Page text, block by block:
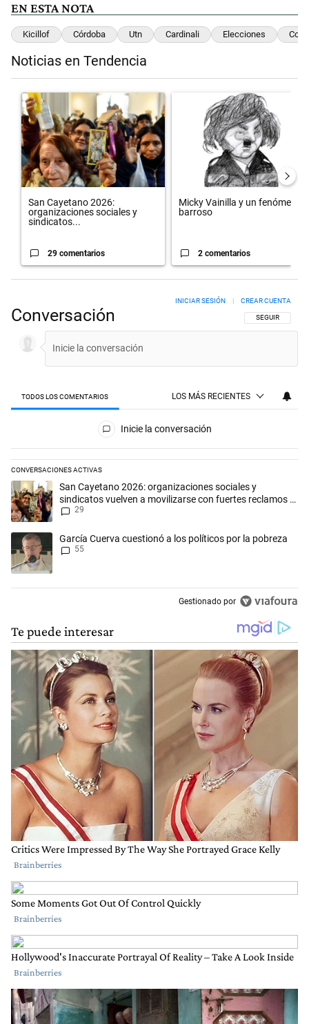
EN ESTA NOTA
Kicillof Córdoba Utn Cardinali Elecciones
Noticias en Tendencia
Un artículo de tendencia con el título "San Cayetano 2026:
San Cayetano 2026:
organizaciones sociales y
sindicatos...
29 comentarios
Un artículo de tendencia con
Micky Vainilla y un fenómeno
barroso
2 comentarios
Conversación SIGA ESTA
SEGUIR
INICIAR SESIÓN | CREAR CUENTA
TODOS LOS COMENTARIOS LOS MÁS RECIENTES
Todos los comentarios
Inicie la conversación
CONVERSACIONES ACTIVAS
Este listado muestra los artículos con más comentarios en los
Un artículo de tendencia con el título "San Cayetano 2026:
San Cayetano 2026: organizaciones sociales y
sindicatos vuelven a movilizarse con fuertes reclamos al
Gobierno
29
Un artículo de tendencia con el título "García Cuerva cuestionó a los
García Cuerva cuestionó a los políticos por la pobreza
55
Gestionado por